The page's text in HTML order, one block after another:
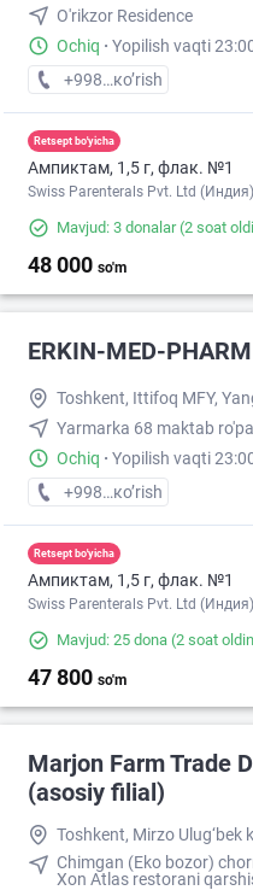
O'rikzor Residence
Ochiq · Yopilish vaqti
+998 (77) XXX-XX-XX
кo’rish
Retsept bo'yicha
Ампиктам, 1,5 г, флак. №1
Swiss Parenterals Pvt. Ltd (Индия)
Mavjud: 3 donalar(2 soat
48 000 so'm
ERKIN-MED-PHARM
Toshkent, Ittifoq MFY,
Yarmarka 68 maktab
Ochiq · Yopilish vaqti
+998 (97) XXX-XX-XX
кo’rish
Retsept bo'yicha
Ампиктам, 1,5 г, флак. №1
Swiss Parenterals Pvt. Ltd (Индия)
Mavjud: 25 dona (2 soat
47 800 so'm
Marjon Farm Trade
(asosiy filial)
Toshkent, Mirzo Ulug‘bek
Chimgan (Eko bozor)
Xon Atlas restorani